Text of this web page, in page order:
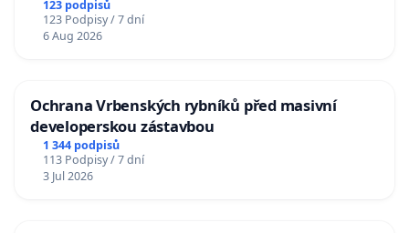
123 podpisů
123 Podpisy / 7 dní
6 Aug 2026
Ochrana Vrbenských rybníků před masivní
developerskou zástavbou
1 344 podpisů
113 Podpisy / 7 dní
3 Jul 2026